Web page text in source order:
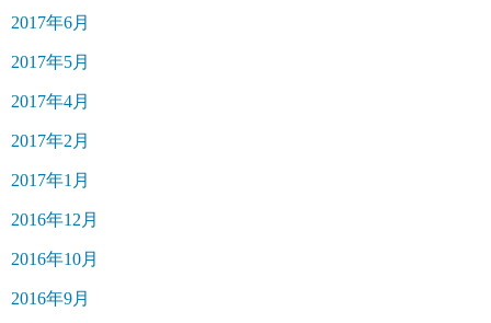
2017年6月
2017年5月
2017年4月
2017年2月
2017年1月
2016年12月
2016年10月
2016年9月